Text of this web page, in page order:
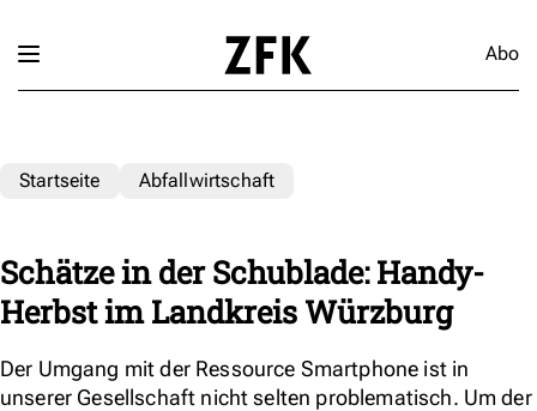
Abo
Startseite Abfallwirtschaft
Schätze in der Schublade: Handy-
Herbst im Landkreis Würzburg
Der Umgang mit der Ressource Smartphone ist in
unserer Gesellschaft nicht selten problematisch. Um der